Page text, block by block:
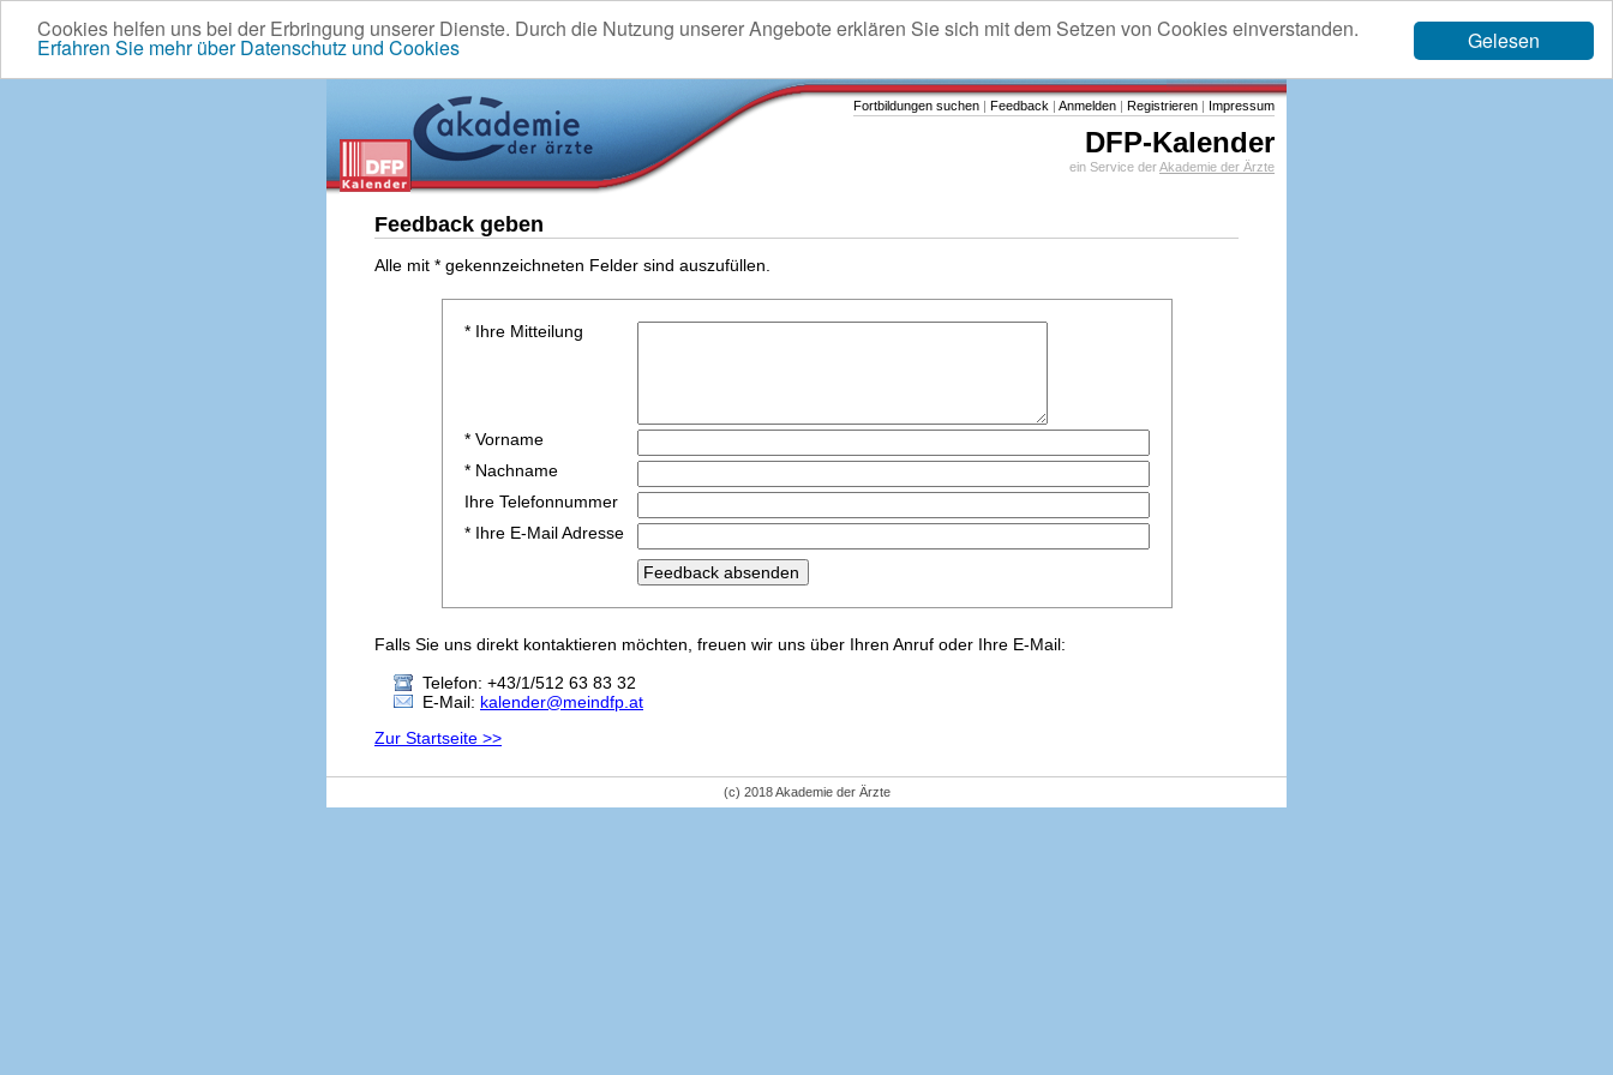
Gelesen
Cookies helfen uns bei der Erbringung unserer Dienste. Durch die Nutzung unserer Angebote erklären Sie sich mit dem Setzen von Cookies einverstanden.
Erfahren Sie mehr über Datenschutz und Cookies
Fortbildungen suchen | Feedback | Anmelden | Registrieren | Impressum
DFP-Kalender
ein Service derAkademie der Ärzte
Feedback geben
Alle mit * gekennzeichneten Felder sind auszufüllen.
* Ihre Mitteilung
* Vorname
* Nachname
Ihre Telefonnummer
* Ihre E-Mail Adresse
Falls Sie uns direkt kontaktieren möchten, freuen wir uns über Ihren Anruf oder Ihre E-Mail:
Telefon: +43/1/512 63 83 32
E-Mail: kalender@meindfp.at
Zur Startseite >>
(c) 2018 Akademie der Ärzte